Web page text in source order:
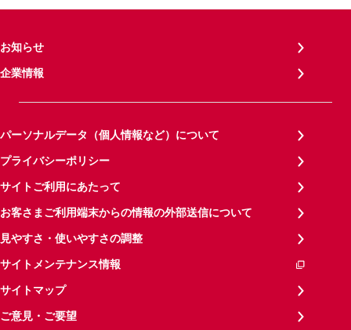
お知らせ
企業情報
パーソナルデータ（個人情報など）について
プライバシーポリシー
サイトご利用にあたって
お客さまご利用端末からの情報の外部送信について
見やすさ・使いやすさの調整
サイトメンテナンス情報
サイトマップ
ご意見・ご要望